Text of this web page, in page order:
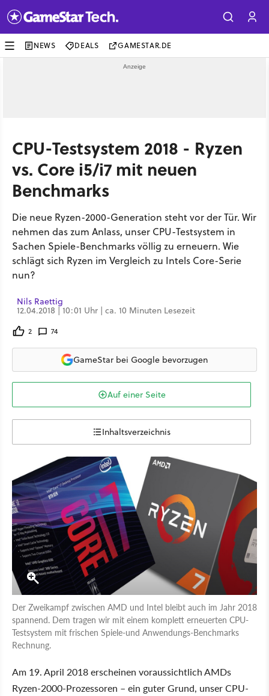
NEWS DEALS GAMESTAR.DE
CPU-Testsystem 2018 - Ryzen
vs. Core i5/i7 mit neuen
Benchmarks
Die neue Ryzen-2000-Generation steht vor der Tür. Wir
nehmen das zum Anlass, unser CPU-Testsystem in
Sachen Spiele-Benchmarks völlig zu erneuern. Wie
schlägt sich Ryzen im Vergleich zu Intels Core-Serie
nun?
Nils Raettig
12.04.2018 | 10:01 Uhr | ca. 10 Minuten Lesezeit
2 74
GameStar bei Google bevorzugen
Auf einer Seite
Inhaltsverzeichnis
Der Zweikampf zwischen AMD und Intel bleibt auch im Jahr 2018
spannend. Dem tragen wir mit einem komplett erneuerten CPU-
Testsystem mit frischen Spiele-und Anwendungs-Benchmarks
Rechnung.
Am 19. April 2018 erscheinen voraussichtlich AMDs
Ryzen-2000-Prozessoren – ein guter Grund, unser CPU-